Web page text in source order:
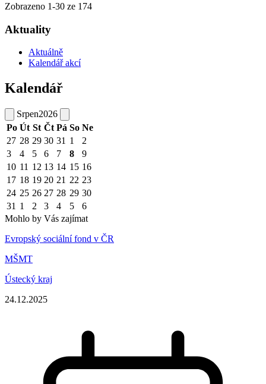
Zobrazeno 1-30 ze 174
Aktuality
Aktuálně
Kalendář akcí
Kalendář
Srpen2026
Po Út St Čt Pá So Ne
27 28 29 30 31 1
2
3
4 5 6 7 8
9
10 11 12 13 14 15 16
17 18 19 20 21 22 23
24 25 26 27 28 29 30
31 1 2 3 4 5
6
Mohlo by Vás zajímat
Evropský sociální fond v ČR
MŠMT
Ústecký kraj
24.12.2025